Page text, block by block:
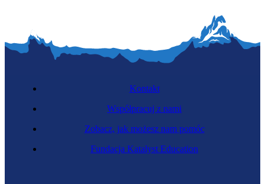
Kontakt
Współpracuj z nami
Zobacz, jak możesz nam pomóc
Fundacja Katalyst Education